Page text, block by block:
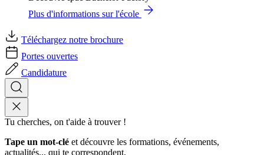
Plus d'informations sur l'école
Téléchargez notre brochure
Portes ouvertes
Candidature
Tu cherches, on t'aide à trouver !
Tape un mot-clé et découvre les formations, événements,
actualités... qui te correspondent.